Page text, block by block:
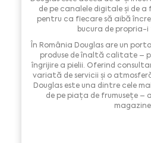
de pe canalele digitale și de a
pentru ca fiecare să aibă
bucura de propria-i
În România Douglas are un
produse de înaltă calitate –
îngrijire a pielii. Oferind
variată de servicii și o
Douglas este una dintre cele
de pe piața de frumusețe –